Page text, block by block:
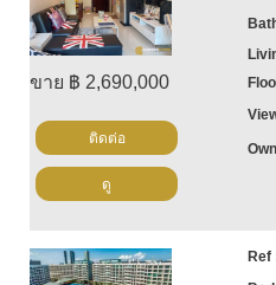
ขาย ฿ 2,690,000
ติดต่อ
ดู